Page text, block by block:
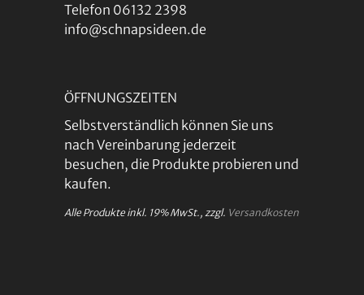
Telefon 06132 2398
info@schnapsideen.de
ÖFFNUNGSZEITEN
Selbstverständlich können Sie uns
nach Vereinbarung jederzeit
besuchen, die Produkte probieren und
kaufen.
Alle Produkte inkl. 19% MwSt., zzgl. Versandkosten